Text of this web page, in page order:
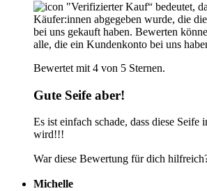
"Verifizierter Kauf“ bedeutet,
Käufer:innen abgegeben wurde, die
bei uns gekauft haben. Bewerten
alle, die ein Kundenkonto bei uns
Bewertet mit 4 von 5 Sternen.
Gute Seife aber!
Es ist einfach schade, dass diese Seife
wird!!!
War diese Bewertung für dich
Michelle